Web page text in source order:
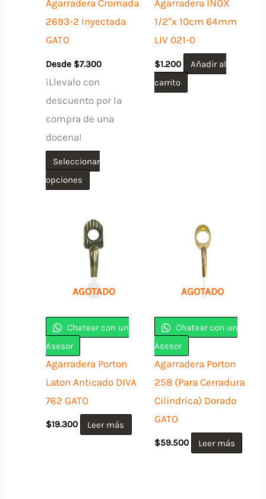
Agarradera Cromada
2693-2 Inyectada
GATO
Desde $7.300
¡Llevalo con
descuento por la
compra de una
docena!
Seleccionar
opciones
múltiples
variantes.
Las
opciones
pueden
en
la
de
producto
Agarradera INOX
1/2″x 10cm 64mm
LIV 021-0
$1.200
Añadir al
carrito
AGOTADO
Chatear con un
Asesor
Agarradera Porton
Laton Anticado DIVA
762 GATO
$19.300 Leer más
AGOTADO
Chatear con un
Asesor
Agarradera Porton
258 (Para Cerradura
Cilindrica) Dorado
GATO
$59.500 Leer más